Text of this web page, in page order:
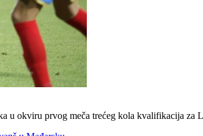
u okviru prvog meča trećeg kola kvalifikacija za